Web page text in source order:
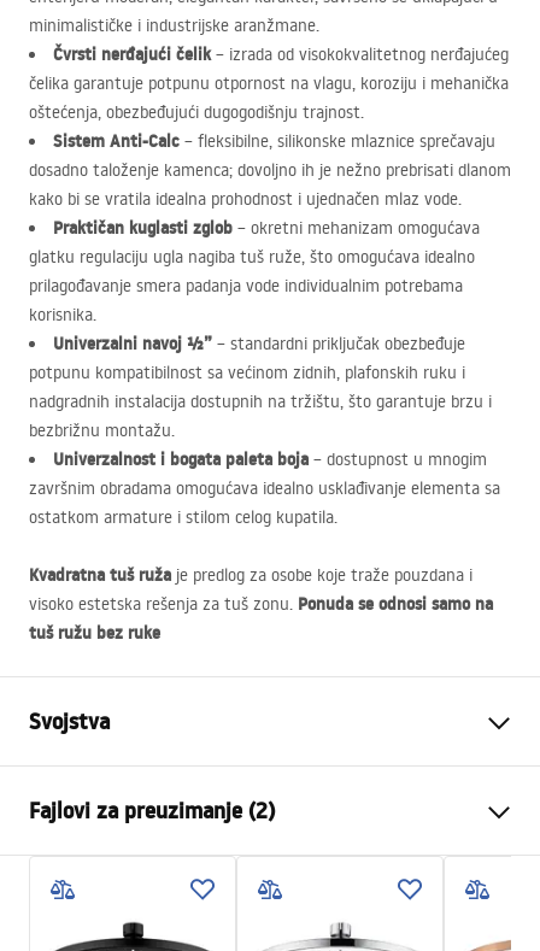
minimalističke i industrijske aranžmane.
Čvrsti nerđajući čelik– izrada od visokokvalitetnog nerđajućeg
čelika garantuje potpunu otpornost na vlagu, koroziju i mehanička
oštećenja, obezbeđujući dugogodišnju trajnost.
Sistem Anti-Calc – fleksibilne, silikonske mlaznice sprečavaju
dosadno taloženje kamenca; dovoljno ih je nežno prebrisati dlanom
kako bi se vratila idealna prohodnost i ujednačen mlaz vode.
Praktičan kuglasti zglob – okretni mehanizam omogućava
glatku regulaciju ugla nagiba tuš ruže, što omogućava idealno
prilagođavanje smera padanja vode individualnim potrebama
korisnika.
Univerzalni navoj ½” – standardni priključak obezbeđuje
potpunu kompatibilnost sa većinom zidnih, plafonskih ruku i
nadgradnih instalacija dostupnih na tržištu, što garantuje brzu i
bezbrižnu montažu.
Univerzalnost i bogata paleta boja – dostupnost u mnogim
završnim obradama omogućava idealno usklađivanje elementa sa
ostatkom armature i stilom celog kupatila.
Kvadratna tuš ruža je predlog za osobe koje traže pouzdana i
visoko estetska rešenja za tuš zonu. Ponuda se odnosi samo na
tuš ružu bez ruke
Svojstva
Materijal
Način montaže
Na šrafove
Širina
245
Visina
2mm
Fajlovi za preuzimanje (2)
Pielęgnacja.pdf